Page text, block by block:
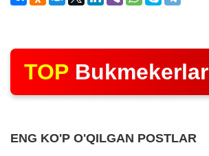
TOP Bukmekerlar
ENG KO'P O'QILGAN POSTLAR